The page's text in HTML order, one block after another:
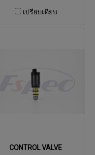
เปรียบเทียบ
CONTROL VALVE